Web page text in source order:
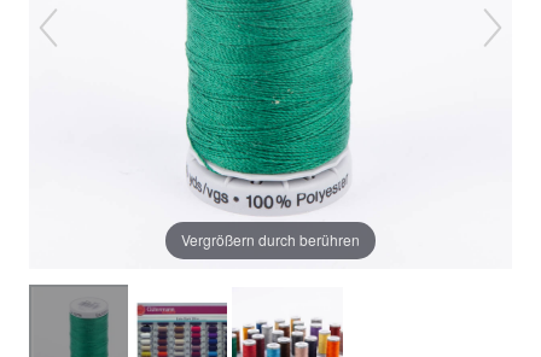
Vergrößern durch berühren